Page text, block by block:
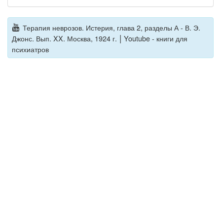
Терапия неврозов. Истерия, глава 2, разделы А - В. Э.
Джонс. Вып. XX. Москва, 1924 г. | Youtube - книги для
психиатров